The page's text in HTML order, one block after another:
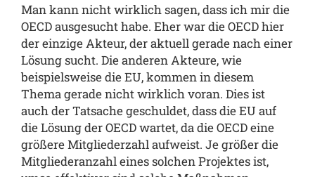
Man kann nicht wirklich sagen, dass ich mir die
OECD ausgesucht habe. Eher war die OECD hier
der einzige Akteur, der aktuell gerade nach einer
Lösung sucht. Die anderen Akteure, wie
beispielsweise die EU, kommen in diesem
Thema gerade nicht wirklich voran. Dies ist
auch der Tatsache geschuldet, dass die EU auf
die Lösung der OECD wartet, da die OECD eine
größere Mitgliederzahl aufweist. Je größer die
Mitgliederanzahl eines solchen Projektes ist,